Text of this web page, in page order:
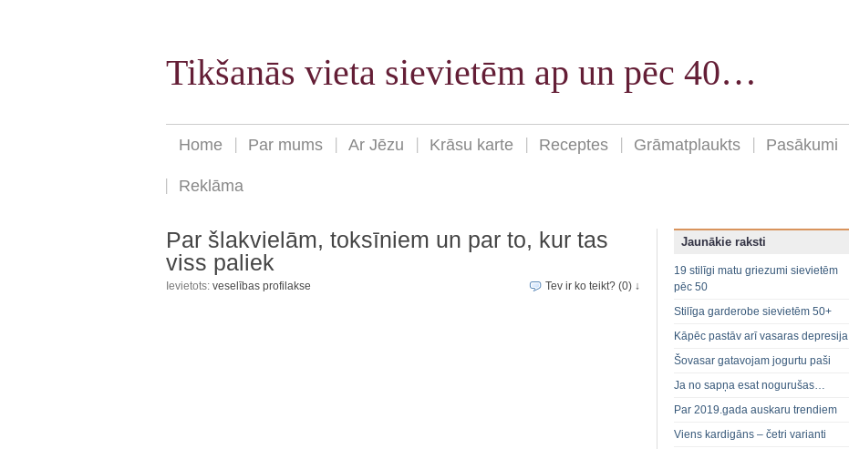
Tikšanās vieta sievietēm ap un pēc 40…
Home Par mums Ar Jēzu Krāsu karte Receptes Grāmatplaukts Pasākumi
Reklāma
Par šlakvielām, toksīniem un par to, kur tas
viss paliek
Ievietots: veselības profilakse Tev ir ko teikt? (0) ↓
Jaunākie raksti
19 stilīgi matu griezumi sievietēm
pēc 50
Stilīga garderobe sievietēm 50+
Kāpēc pastāv arī vasaras depresija
Šovasar gatavojam jogurtu paši
Ja no sapņa esat nogurušas…
Par 2019.gada auskaru trendiem
Viens kardigāns – četri varianti